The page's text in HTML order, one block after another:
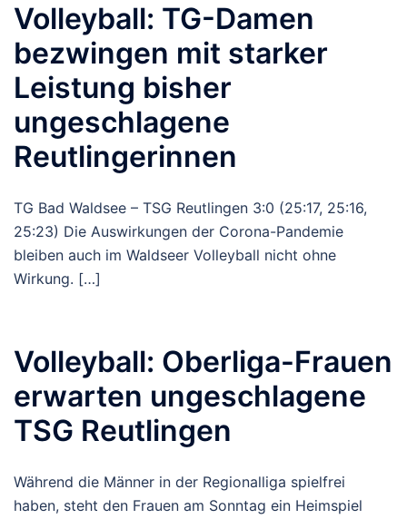
Volleyball: TG-Damen
bezwingen mit starker
Leistung bisher
ungeschlagene
Reutlingerinnen
TG Bad Waldsee – TSG Reutlingen 3:0 (25:17, 25:16,
25:23) Die Auswirkungen der Corona-Pandemie
bleiben auch im Waldseer Volleyball nicht ohne
Wirkung. […]
Volleyball: Oberliga-Frauen
erwarten ungeschlagene
TSG Reutlingen
Während die Männer in der Regionalliga spielfrei
haben, steht den Frauen am Sonntag ein Heimspiel